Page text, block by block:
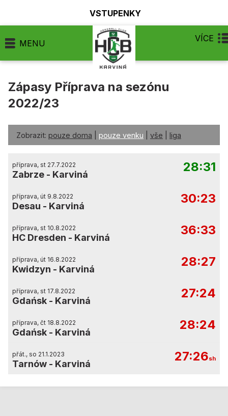
VSTUPENKY
MENU VÍCE
Zápasy Příprava na sezónu
2022/23
Zobrazit: pouze doma pouze venku vše liga
příprava, st 27.7.2022
Zabrze - Karviná
28:31
příprava, út 9.8.2022
Desau - Karviná
30:23
příprava, st 10.8.2022
HC Dresden - Karviná
36:33
příprava, út 16.8.2022
Kwidzyn - Karviná
28:27
příprava, st 17.8.2022
Gdańsk - Karviná
27:24
příprava, čt 18.8.2022
Gdańsk - Karviná
28:24
přát., so 21.1.2023
Tarnów - Karviná
27:26sh